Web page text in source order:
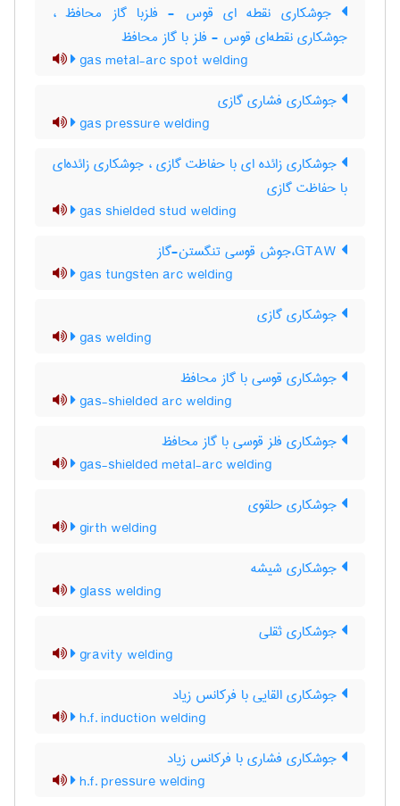
جوشکاری نقطه ای قوس - فلزبا گاز محافظ ،
جوشکاری نقطه‌ای قوس - فلز با گاز محافظ
gas metal-arc spot welding
جوشکاری فشاری گازی
gas pressure welding
جوشکاری زائده ای با حفاظت گازی ، جوشکاری زائده‌ای
با حفاظت گازی
gas shielded stud welding
gas tungsten arc welding
جوشکاری گازی
gas welding
جوشکاری قوسی با گاز محافظ
gas-shielded arc welding
جوشکاری فلز قوسی با گاز محافظ
gas-shielded metal-arc welding
جوشکاری حلقوی
girth welding
جوشکاری شیشه
glass welding
جوشکاری ثقلی
gravity welding
جوشکاری القایی با فرکانس زیاد
h.f. induction welding
جوشکاری فشاری با فرکانس زیاد
h.f. pressure welding